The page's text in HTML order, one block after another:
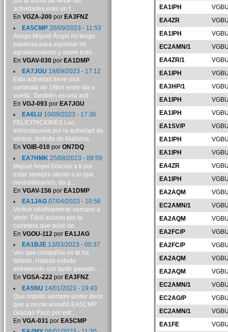
EA1IPH
EA4ZR
EA1IPH
EC2AMN/1
EA4ZR/1
EA1IPH
EA3HP/1
EA1IPH
EA1IPH
EA1SV/P
EA1IPH
EA1IPH
EA4ZR
EA1IPH
EA2AQM
EC2AMN/1
EA2AQM
EA2FC/P
EA2FC/P
EA2AQM
EA2AQM
EC2AMN/1
EC2AG/P
EC2AMN/1
EA1FE
actividades,eres un f...
En VGZA-200por EA3FNZ
EA5CMP20/09/2023 - 11:53
Amigo Miguel Ángel no tengo
palabras para expresar mi
agradecimiento y sobre todo...
En VGAV-030por EA1DMP
EA7JGU 19/09/2023 - 17:12
Esta actividad tiene una
caminata de 18km entre ida y
vuelta. También es una acti...
En VGJ-093por EA7JGU
EA6LU 10/09/2023 - 17:36
FELICITACIONES Luc,
enhorabuena por la actividad de
vértice, disfruta de Mallorca...
En VGIB-010por ON7DQ
EA7HMK 25/08/2023 - 09:59
Miguel Angel Gracias a ti por
estar siempre atento a lo que
necesitábamos, da g...
En VGAV-156por EA1DMP
EA1JAG07/04/2023 - 10:56
Vertice relativamente cercano a
Verín. Fácil acceso por la
carretera que sube de...
En VGOU-112por EA1JAG
EA1BJE13/03/2023 - 00:37
Veo que compañía no te ha
faltado. Habrás estado
entretenido con tanto ganado. ...
En VGSA-222por EA3FNZ
EA5NU 14/01/2023 - 19:43
Que orgullo siempre poder decir
que a mí me enseñó EA5CMP.
Gracias Paco por est...
En VGA-031 por EA5CMP